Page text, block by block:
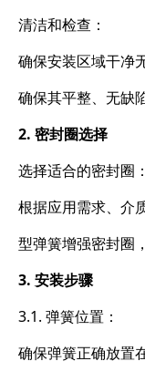
清洁和检查：
确保安装区域干净
确保其平整、无缺
2. 密封圈选择
选择适合的密封圈：
根据应用需求、介
型弹簧增强密封圈
3. 安装步骤
3.1. 弹簧位置：
确保弹簧正确放置